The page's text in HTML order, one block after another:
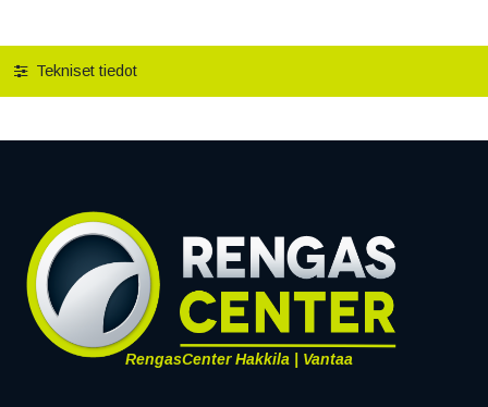
Tekniset tiedot
RengasCenter Hakkila | Vantaa